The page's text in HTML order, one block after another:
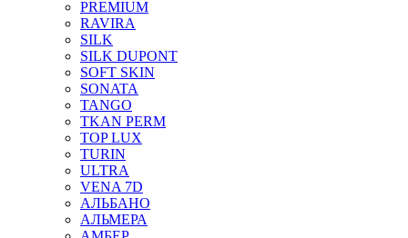
PREMIUM
RAVIRA
SILK
SILK DUPONT
SOFT SKIN
SONATA
TANGO
TKAN PERM
TOP LUX
TURIN
ULTRA
VENA 7D
АЛЬБАНО
АЛЬМЕРА